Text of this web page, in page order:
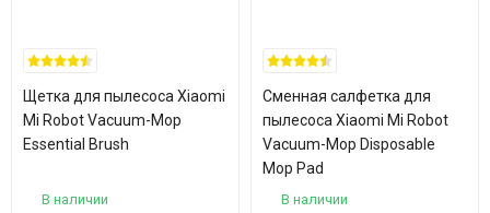
Щетка для пылесоса Xiaomi
Mi Robot Vacuum-Mop
Essential Brush
В наличии
Сменная салфетка для
пылесоса Xiaomi Mi Robot
Vacuum-Mop Disposable
Mop Pad
В наличии